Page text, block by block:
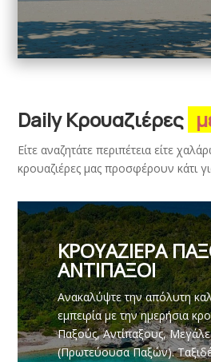
Daily Κρουαζιέρες
Είτε αναζητάτε περιπέτεια είτε
κρουαζιέρες μας προσφέρουν κάτι
ΚΡΟΥΑΖΙΕΡΑ
ΑΝΤΙΠΑΞΟΙ
Ανακαλύψτε την απόλυτη
εμπειρία με την ημερήσια
Παξούς, Αντίπαξους,
(Πρωτεύουσα Παξών).